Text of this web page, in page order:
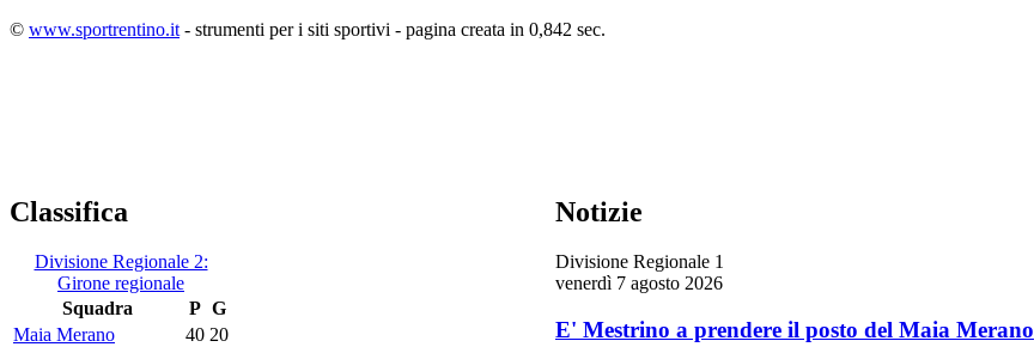
© www.sportrentino.it - strumenti per i siti sportivi - pagina creata in 0,842 sec.
Classifica
Divisione Regionale 2:
Girone regionale
Squadra
P G
Maia Merano
40 20
Notizie
Divisione Regionale 1
venerdì 7 agosto 2026
E' Mestrino a prendere il posto del Maia Merano